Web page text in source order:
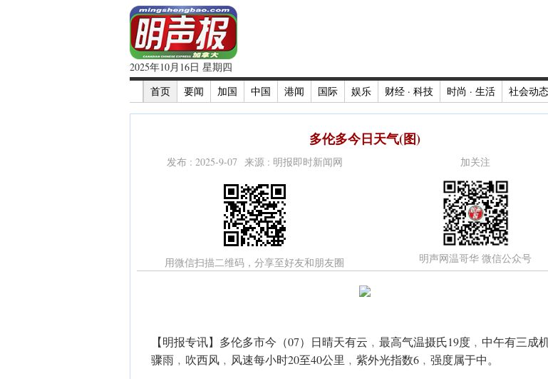
2025年10月16日 星期四
首页
要闻 加国 中国 港闻 国际 娱乐 财经 · 科技 时尚 · 生活 社会动态
多伦多今日天气(图)
发布 : 2025-9-07 来源 : 明报即时新闻网
用微信扫描二维码，分享至好友和朋友圈
加关注
明声网温哥华 微信公众号
【明报专讯】多伦多市今（07）日晴天有云﹐最高气温摄氏19度﹐中午有三成
骤雨﹐吹西风﹐风速每小时20至40公里﹐紫外光指数6﹐强度属于中。